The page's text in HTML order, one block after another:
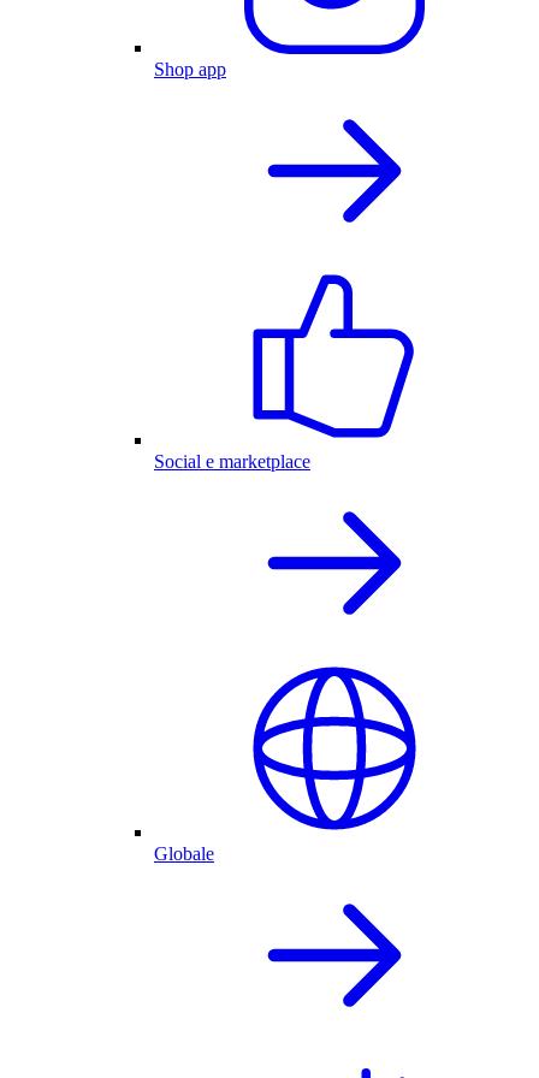
Shop app
Social e marketplace
Globale